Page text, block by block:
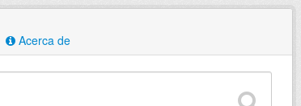
Acerca de